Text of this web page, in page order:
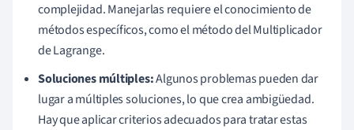
complejidad. Manejarlas requiere el conocimiento de
métodos específicos, como el método del Multiplicador
de Lagrange.
Soluciones múltiples:Algunos problemas pueden dar
lugar a múltiples soluciones, lo que crea ambigüedad.
Hay que aplicar criterios adecuados para tratar estas